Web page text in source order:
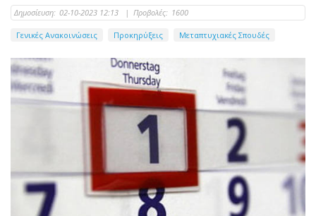
Δημοσίευση: 02-10-2023 12:13 | Προβολές: 1600
Γενικές Ανακοινώσεις Προκηρύξεις Μεταπτυχιακές Σπουδές